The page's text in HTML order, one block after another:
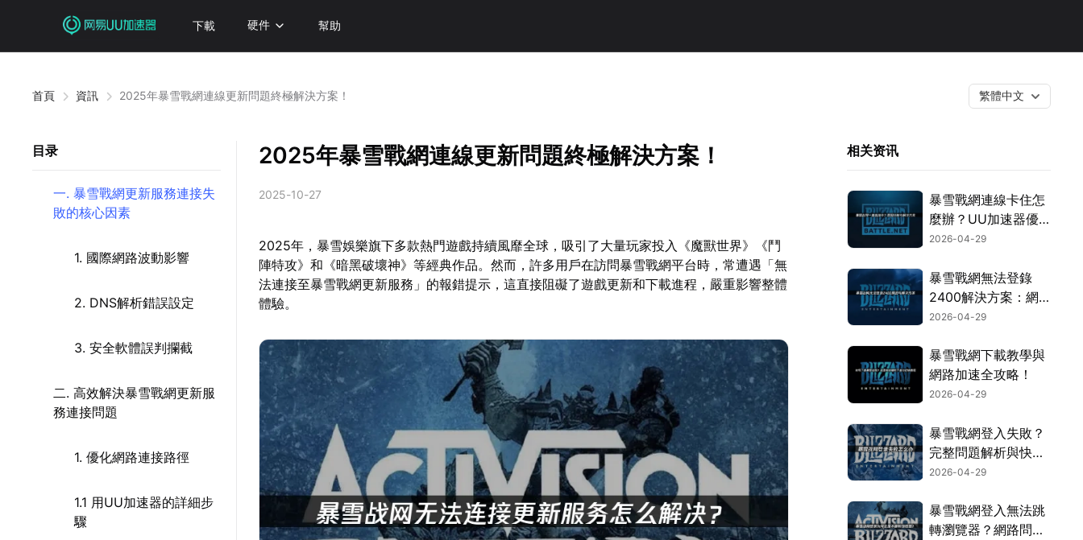
下載 硬件 幫助
首頁 資訊 2025年暴雪戰網連線更新問題終極解決方案！ 繁體中文
目录
一. 暴雪戰網更新服務連接失
敗的核心因素
1. 國際網路波動影響
2. DNS解析錯誤設定
3. 安全軟體誤判攔截
二. 高效解決暴雪戰網更新服
務連接問題
1. 優化網路連接路徑
1.1 用UU加速器的詳細步
驟
2025年暴雪戰網連線更新問題終極解決方案！
2025-10-27
2025年，暴雪娛樂旗下多款熱門遊戲持續風靡全球，吸引了大量玩家投入《魔獸世界》《鬥
陣特攻》和《暗黑破壞神》等經典作品。然而，許多用戶在訪問暴雪戰網平台時，常遭遇「無
法連接至暴雪戰網更新服務」的報錯提示，這直接阻礙了遊戲更新和下載進程，嚴重影響整體
體驗。
相关资讯
暴雪戰網連線卡住怎
麼辦？UU加速器優
化教學大公開！
2026-04-29
暴雪戰網無法登錄
2400解決方案：網
絡優化與故障排除詳
2026-04-29
暴雪戰網下載教學與
網路加速全攻略！
2026-04-29
暴雪戰網登入失敗？
完整問題解析與快速
解決方案！
2026-04-29
暴雪戰網登入無法跳
轉瀏覽器？網路問題